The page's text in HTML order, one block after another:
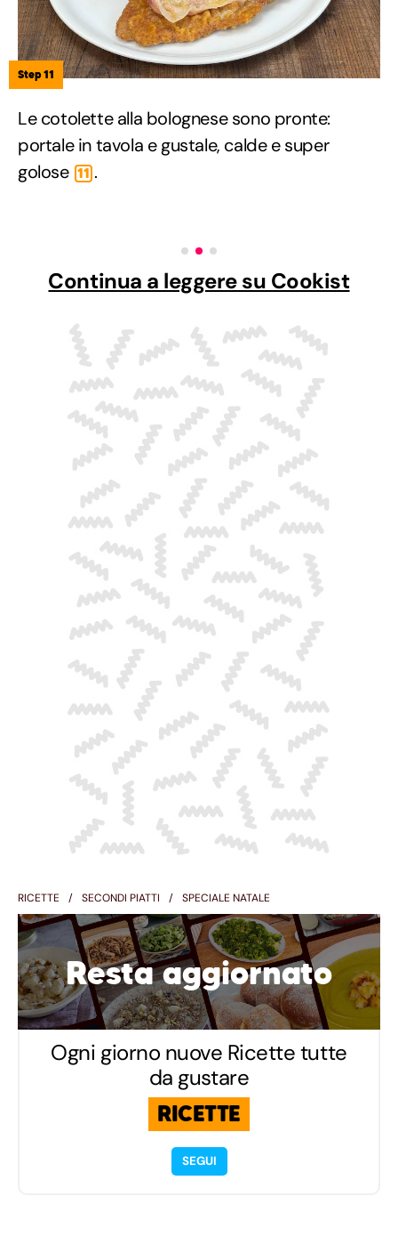
Step 11
Le cotolette alla bolognese sono pronte:
portale in tavola e gustale, calde e super
golose 11 .
Continua a leggere su Cookist
RICETTE SECONDI PIATTI SPECIALE NATALE
Resta aggiornato
Ogni giorno nuove Ricette tutte
da gustare
RICETTE
SEGUI